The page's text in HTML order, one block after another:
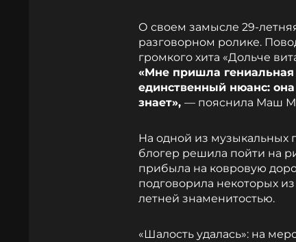
О своем замысле 29-
разговорном ролике.
громкого хита «Дольче
«Мне пришла
единственный нюанс:
знает», — пояснила Маш
На одной из
блогер решила пойти на
прибыла на ковровую
подговорила некоторых
летней знаменитостью.
«Шалость удалась»: на